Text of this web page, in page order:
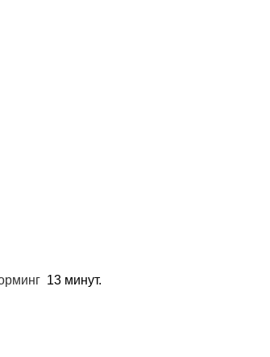
13 минут.